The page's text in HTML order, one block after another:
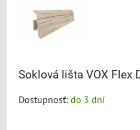
Soklová lišta VOX Flex
Dostupnosť: do 3 dní